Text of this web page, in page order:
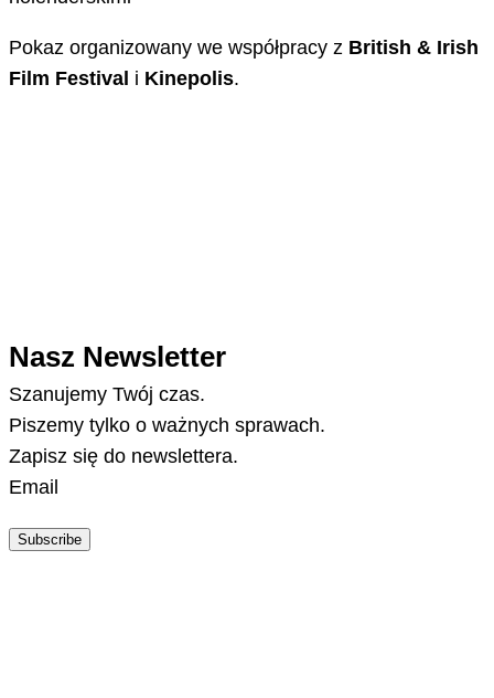
Pokaz organizowany we współpracy z British & Irish
Film Festival i Kinepolis.
Nasz Newsletter
Szanujemy Twój czas.
Piszemy tylko o ważnych sprawach.
Zapisz się do newslettera.
Email
Subscribe